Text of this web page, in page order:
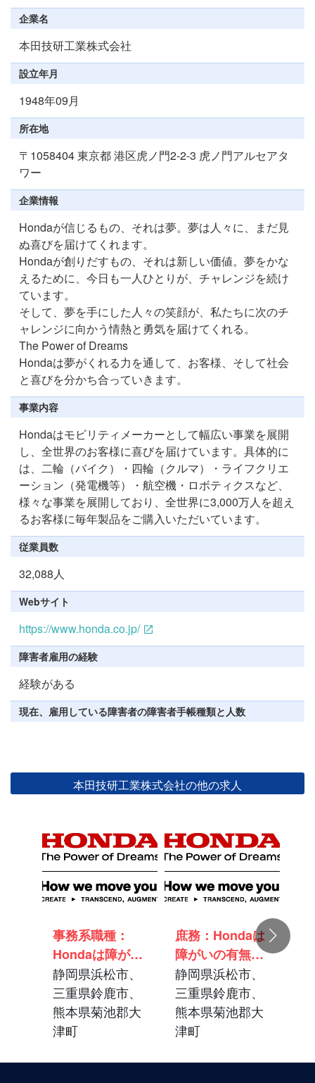
企業名
本田技研工業株式会社
設立年月
1948年09月
所在地
〒1058404 東京都 港区虎ノ門2-2-3 虎ノ門アルセアタ
ワー
企業情報
Hondaが信じるもの、それは夢。夢は人々に、まだ見
ぬ喜びを届けてくれます。
Hondaが創りだすもの、それは新しい価値。夢をかな
えるために、今日も一人ひとりが、チャレンジを続け
ています。
そして、夢を手にした人々の笑顔が、私たちに次のチ
ャレンジに向かう情熱と勇気を届けてくれる。
The Power of Dreams
Hondaは夢がくれる力を通して、お客様、そして社会
と喜びを分かち合っていきます。
事業内容
Hondaはモビリティメーカーとして幅広い事業を展開
し、全世界のお客様に喜びを届けています。具体的に
は、二輪（バイク）・四輪（クルマ）・ライフクリエ
ーション（発電機等）・航空機・ロボティクスなど、
様々な事業を展開しており、全世界に3,000万人を超え
るお客様に毎年製品をご購入いただいています。
従業員数
32,088人
Webサイト
https://www.honda.co.jp/
障害者雇用の経験
経験がある
現在、雇用している障害者の障害者手帳種類と人数
本田技研工業株式会社の他の求人
事務系職種：
Hondaは障がい
の有無に関わら
ず活躍できる風
土と共生職場を
目指します_静
静岡県浜松市、
三重県鈴鹿市、
熊本県菊池郡大
津町
庶務：Hondaは
障がいの有無に
関わらず活躍で
きる風土と共生
職場を目指しま
す_静岡/三重/熊
静岡県浜松市、
三重県鈴鹿市、
熊本県菊池郡大
津町